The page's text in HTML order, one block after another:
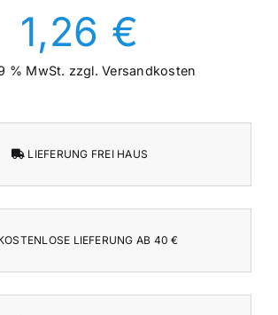
1,26 €
% MwSt. zzgl.Versandkosten
LIEFERUNG FREI HAUS
LIEFERUNG AB 40 €